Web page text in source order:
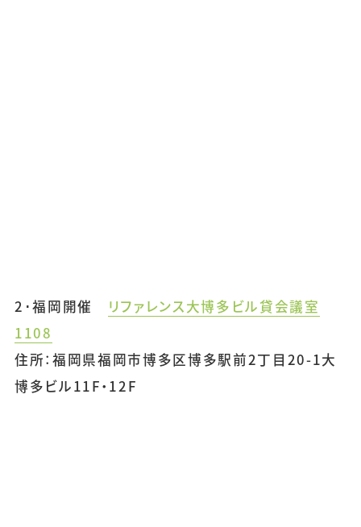
2･福岡開催 リファレンス大博多ビル貸会議室
1108
住所：福岡県福岡市博多区博多駅前2丁目20-1大
博多ビル11F・12F